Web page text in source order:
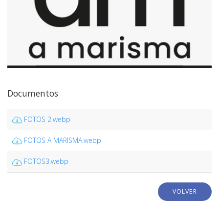
Documentos
FOTOS 2.webp
FOTOS A MARISMA.webp
FOTOS3.webp
VOLVER